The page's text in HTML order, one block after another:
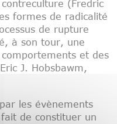
(Fredric
formes de radicalité
de rupture
à son tour, une
et des
J. Hobsbawm,
les évènements
de constituer un